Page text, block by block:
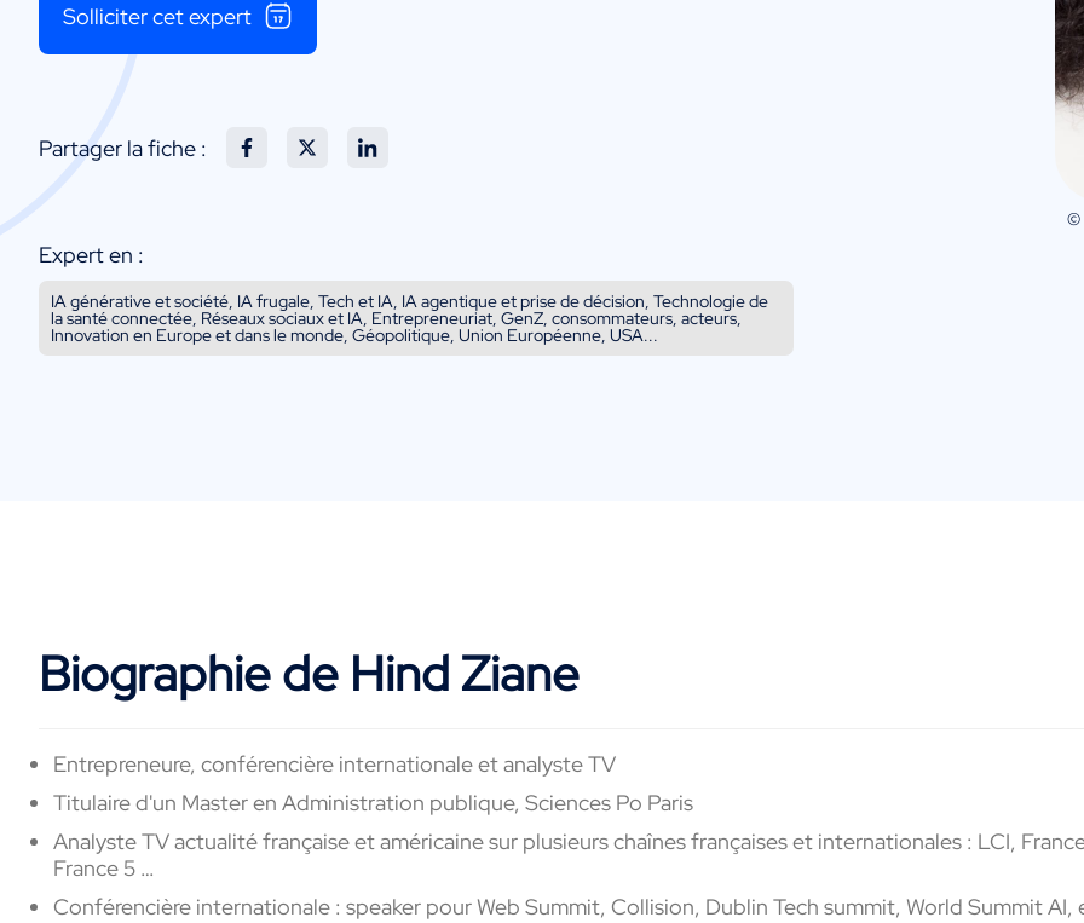
©
Solliciter cet expert
Partager la fiche :
Expert en :
IA générative et société, IA frugale, Tech et IA, IA agentique et prise de décision, Technologie de
la santé connectée, Réseaux sociaux et IA, Entrepreneuriat, GenZ, consommateurs, acteurs,
Innovation en Europe et dans le monde, Géopolitique, Union Européenne, USA...
Biographie de Hind Ziane
Entrepreneure, conférencière internationale et analyste TV
Titulaire d'un Master en Administration publique, Sciences Po Paris
Analyste TV actualité française et américaine sur plusieurs chaînes françaises et internationales : LCI,
France 5 …
Conférencière internationale : speaker pour Web Summit, Collision, Dublin Tech summit, World SummitAI,